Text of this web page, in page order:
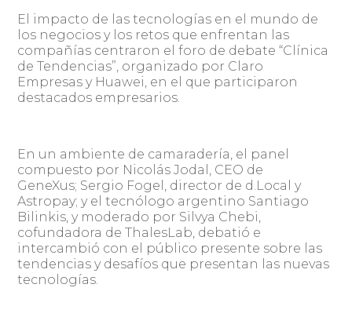
El impacto de las tecnologías en el mundo de
los negocios y los retos que enfrentan las
compañías centraron el foro de debate “Clínica
de Tendencias”, organizado por Claro
Empresas y Huawei, en el que participaron
destacados empresarios.
En un ambiente de camaradería, el panel
compuesto por Nicolás Jodal, CEO de
GeneXus; Sergio Fogel, director de d.Local y
Astropay; y el tecnólogo argentino Santiago
Bilinkis, y moderado por Silvya Chebi,
cofundadora de ThalesLab, debatió e
intercambió con el público presente sobre las
tendencias y desafíos que presentan las nuevas
tecnologías.